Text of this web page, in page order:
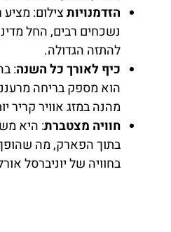
הזדמנויותצילום: מציע
נשכחים רבים, החל
להתזה הגדולה.
כיף לאורך כל השנה:
הוא מספק בריחה
מהנה במזג אוויר קריר
חוויה מצטברת: היא
בתוך הפארק, מה
בחוויה של יוניברסל